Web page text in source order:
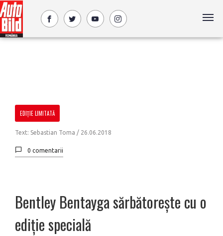
EDIȚIE LIMITATĂ
Text: Sebastian Toma / 26.06.2018
0 comentarii
Bentley Bentayga sărbătorește cu o
ediție specială